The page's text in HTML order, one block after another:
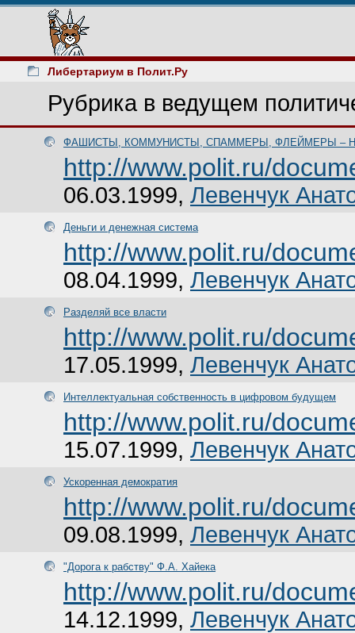
Либертариум в Полит.Ру
Рубрика в ведущем
ФАШИСТЫ, КОММУНИСТЫ, СПАММЕРЫ, ФЛЕЙМЕРЫ –
http://www.polit.ru/
06.03.1999, Левенчук
Деньги и денежная система
http://www.polit.ru/
08.04.1999, Левенчук
Разделяй все власти
http://www.polit.ru/
17.05.1999, Левенчук
Интеллектуальная собственность в цифровом будущем
http://www.polit.ru/
15.07.1999, Левенчук
Ускоренная демократия
http://www.polit.ru/
09.08.1999, Левенчук
"Дорога к рабству" Ф.А. Хайека
http://www.polit.ru/
14.12.1999, Левенчук